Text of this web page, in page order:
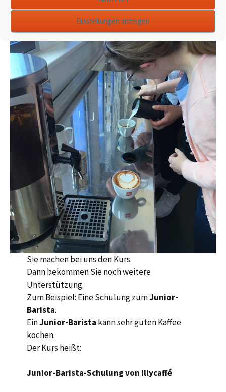
Einstellungen anzeigen
Sie machen bei uns den Kurs.
Dann bekommen Sie noch weitere
Unterstützung.
Zum Beispiel: Eine Schulung zumJunior-
Barista.
EinJunior-Barista kann sehr guten Kaffee
kochen.
Der Kurs heißt:
Junior-Barista-Schulung von illycaffé